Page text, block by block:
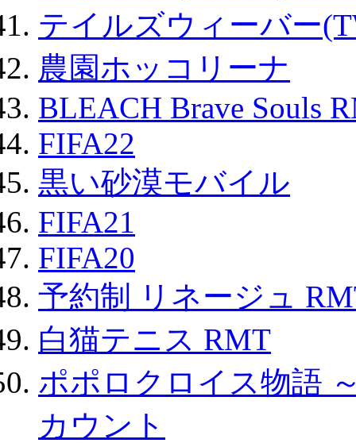
テイルズウィーバー
農園ホッコリーナ
BLEACH Brave Souls
FIFA22
黒い砂漠モバイル
FIFA21
FIFA20
予約制 リネージュ
白猫テニス RMT
ポポロクロイス物語
カウント